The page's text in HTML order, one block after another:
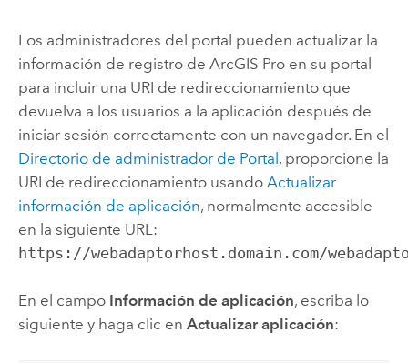
Los administradores del portal pueden actualizar la
información de registro de ArcGIS Proen su portal
para incluir una URI de redireccionamiento que
devuelva a los usuarios a la aplicación después de
iniciar sesión correctamente con un navegador. En el
Directorio de administrador de Portal , proporcione la
URI de redireccionamiento usando Actualizar
información de aplicación, normalmente accesible
en la siguiente URL:
https://webadaptorhost.domain.com/
En el campo Información de aplicación, escriba lo
siguiente y haga clic en Actualizar aplicación: